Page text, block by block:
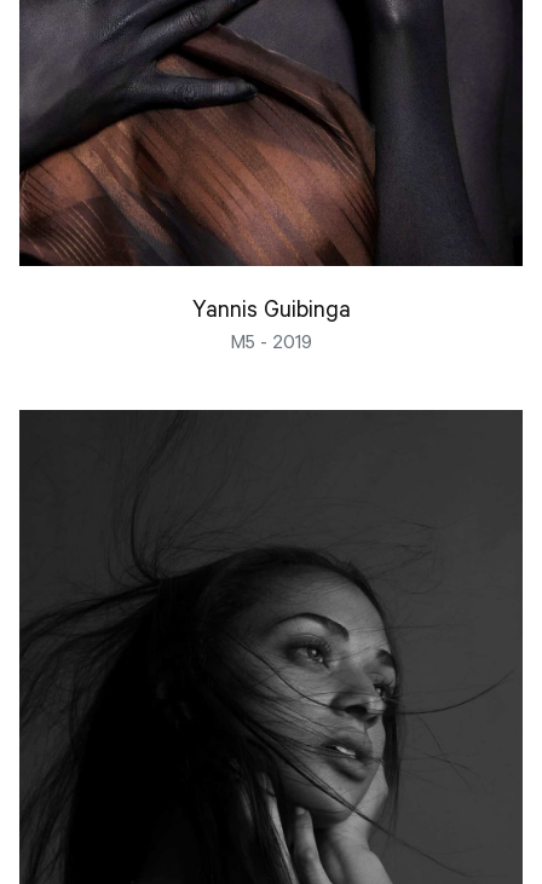
Yannis Guibinga
M5 - 2019